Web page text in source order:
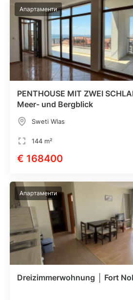
Апартаменти
PENTHOUSE MIT ZWEI
Meer- und Bergblick
Sweti Wlas
144 m²
€ 168400
Апартаменти
Dreizimmerwohnung │ Fort